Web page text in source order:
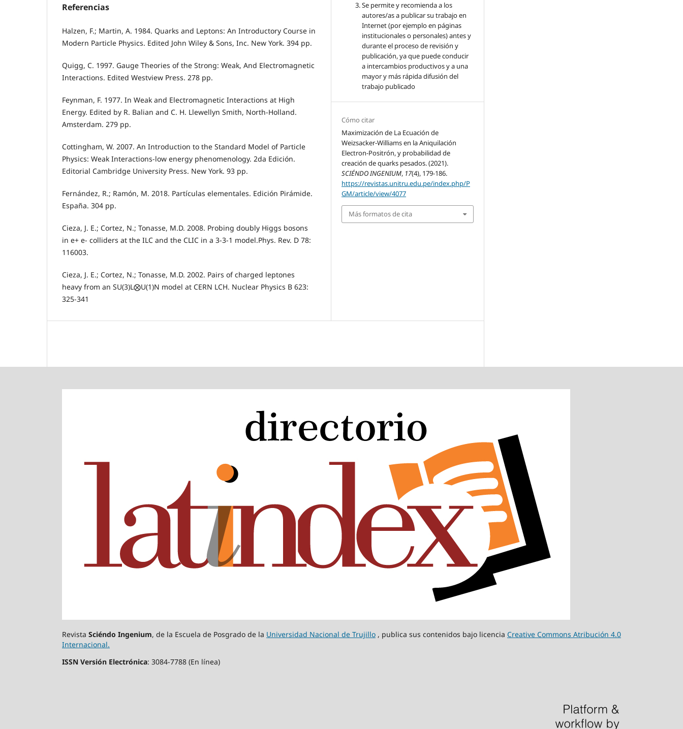
Referencias
Halzen, F.; Martin, A. 1984. Quarks and Leptons: An Introductory Course in
Modern Particle Physics. Edited John Wiley & Sons, Inc. New York. 394 pp.
Quigg, C. 1997. Gauge Theories of the Strong: Weak, And Electromagnetic
Interactions. Edited Westview Press. 278 pp.
Feynman, F. 1977. In Weak and Electromagnetic Interactions at High
Energy. Edited by R. Balian and C. H. Llewellyn Smith, North-Holland.
Amsterdam. 279 pp.
Cottingham, W. 2007. An Introduction to the Standard Model of Particle
Physics: Weak Interactions-low energy phenomenology. 2da Edición.
Editorial Cambridge University Press. New York. 93 pp.
Fernández, R.; Ramón, M. 2018. Partículas elementales. Edición Pirámide.
España. 304 pp.
Cieza, J. E.; Cortez, N.; Tonasse, M.D. 2008. Probing doubly Higgs bosons
in e+ e- colliders at the ILC and the CLIC in a 3-3-1 model.Phys. Rev. D 78:
116003.
Cieza, J. E.; Cortez, N.; Tonasse, M.D. 2002. Pairs of charged leptones
heavy from an SU(3)L⨂U(1)N model at CERN LCH. Nuclear Physics B 623:
325-341
Se permite y recomienda a los
autores/as a publicar su trabajo en
Internet (por ejemplo en páginas
institucionales o personales) antes y
durante el proceso de revisión y
publicación, ya que puede conducir
a intercambios productivos y a una
mayor y más rápida difusión del
trabajo publicado
Cómo citar
Maximización de La Ecuación de
Weizsacker-Williams en la Aniquilación
Electron-Positrón, y probabilidad de
creación de quarks pesados. (2021).
SCIÉNDO INGENIUM, 17(4), 179-186.
https://revistas.unitru.edu.pe/index.php/P
GM/article/view/4077
Más formatos de cita
Revista Sciéndo Ingenium, de la Escuela de Posgrado de la Universidad Nacional de Trujillo , publica sus contenidos bajo licencia Creative Commons Atribución 4.0
Internacional.
ISSN Versión Electrónica: 3084-7788 (En línea)